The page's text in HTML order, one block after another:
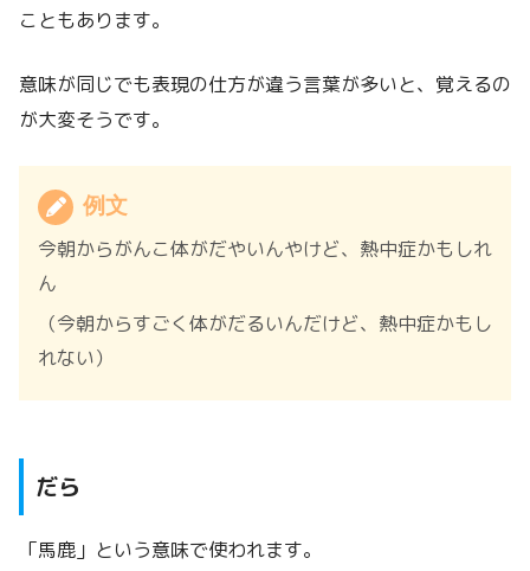
こともあります。
意味が同じでも表現の仕方が違う言葉が多いと、覚えるの
が大変そうです。
例文
今朝からがんこ体がだやいんやけど、熱中症かもしれ
ん
（今朝からすごく体がだるいんだけど、熱中症かもし
れない）
だら
「馬鹿」という意味で使われます。